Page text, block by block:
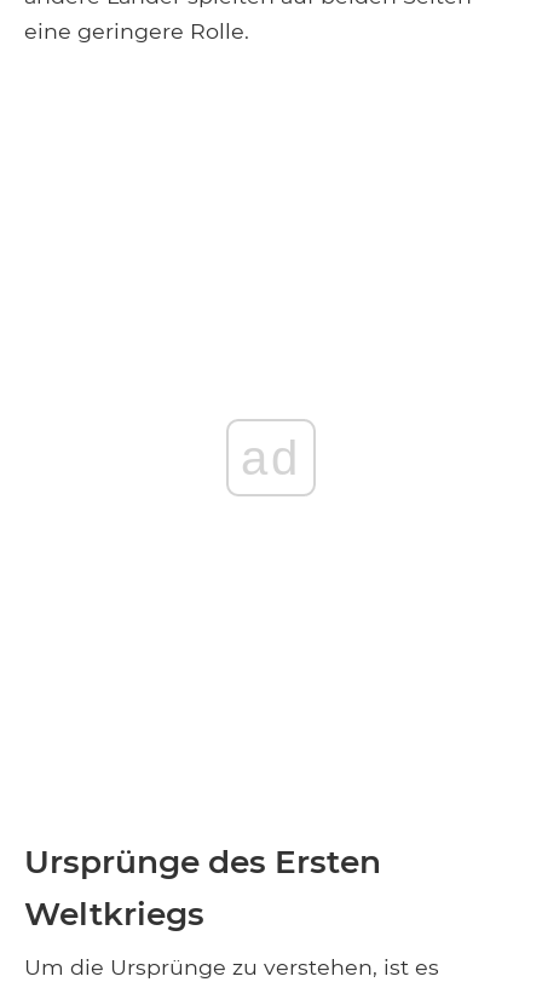
eine geringere Rolle.
ad
Ursprünge des Ersten
Weltkriegs
Um die Ursprünge zu verstehen, ist es